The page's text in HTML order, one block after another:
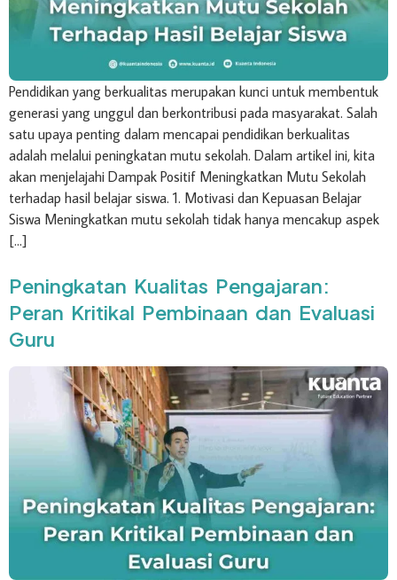
Pendidikan yang berkualitas merupakan kunci untuk membentuk
generasi yang unggul dan berkontribusi pada masyarakat. Salah
satu upaya penting dalam mencapai pendidikan berkualitas
adalah melalui peningkatan mutu sekolah. Dalam artikel ini, kita
akan menjelajahi Dampak Positif Meningkatkan Mutu Sekolah
terhadap hasil belajar siswa. 1. Motivasi dan Kepuasan Belajar
Siswa Meningkatkan mutu sekolah tidak hanya mencakup aspek
[…]
Peningkatan Kualitas Pengajaran:
Peran Kritikal Pembinaan dan Evaluasi
Guru